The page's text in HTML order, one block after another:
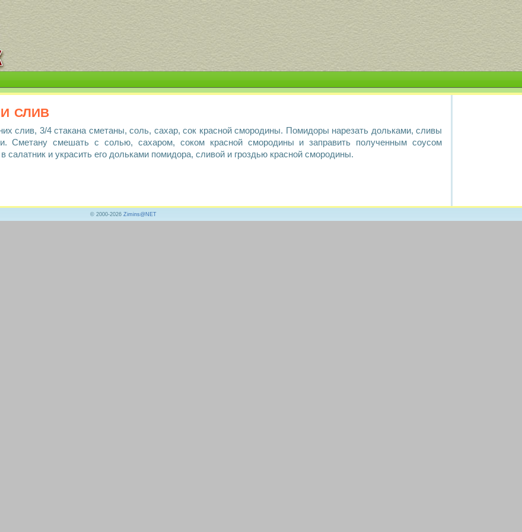
слив
слив, 3/4 стакана сметаны, соль, сахар, сок красной смородины. Помидоры нарезать дольками, сливы
Сметану смешать с солью, сахаром, соком красной смородины и заправить полученным соусом
и украсить его дольками помидора, сливой и гроздью красной смородины.
© 2000-2026 Zimins@NET